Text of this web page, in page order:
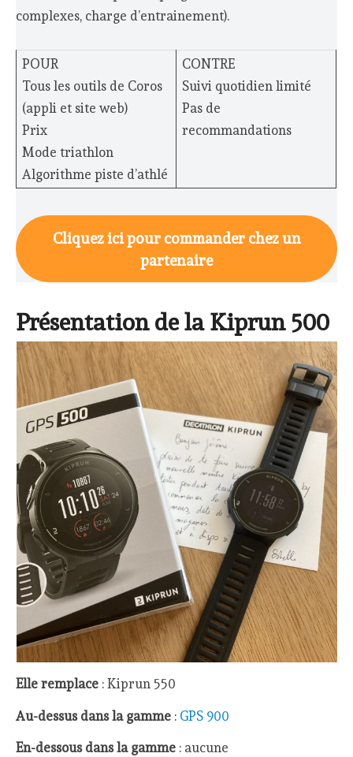
complexes, charge d’entrainement).
POUR
Tous les outils de Coros
(appli et site web)
Prix
Mode triathlon
Algorithme piste d’athlé
CONTRE
Suivi quotidien limité
Pas de
recommandations
Cliquez ici pour commander chez un
partenaire
Présentation de la Kiprun 500
Elle remplace : Kiprun 550
Au-dessus dans la gamme : GPS 900
En-dessous dans la gamme : aucune